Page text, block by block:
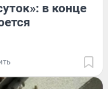
в конце